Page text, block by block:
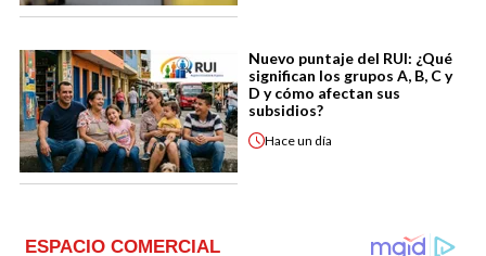
Nuevo puntaje del RUI: ¿Qué
significan los grupos A, B, C y
D y cómo afectan sus
subsidios?
Haceun día